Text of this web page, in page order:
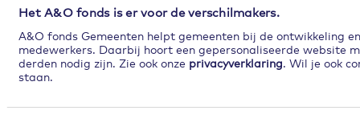
Het A&O fonds is er voor de verschilmakers.
A&O fonds Gemeenten helpt gemeenten bij de ontwikkeling
medewerkers. Daarbij hoort een gepersonaliseerde website
derden nodig zijn. Zie ook onze privacyverklaring . Wil je ook
staan.